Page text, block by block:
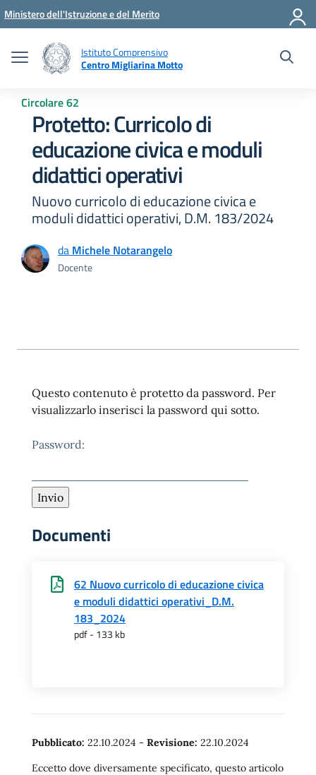
Vai ai contenuti
Vai al menu di navigazione
Vai al footer
Ministero dell'Istruzione e del Merito
Istituto Comprensivo
Centro Migliarina Motto
Circolare 62
Protetto: Curricolo di
educazione civica e moduli
didattici operativi
Nuovo curricolo di educazione civica e
moduli didattici operativi, D.M. 183/2024
da Michele Notarangelo
Docente
Questo contenuto è protetto da password. Per
visualizzarlo inserisci la password qui sotto.
Password:
Documenti
62 Nuovo curricolo di educazione civica
e moduli didattici operativi_D.M.
183_2024
pdf - 133 kb
Pubblicato: 22.10.2024 - Revisione: 22.10.2024
Eccetto dove diversamente specificato, questo articolo